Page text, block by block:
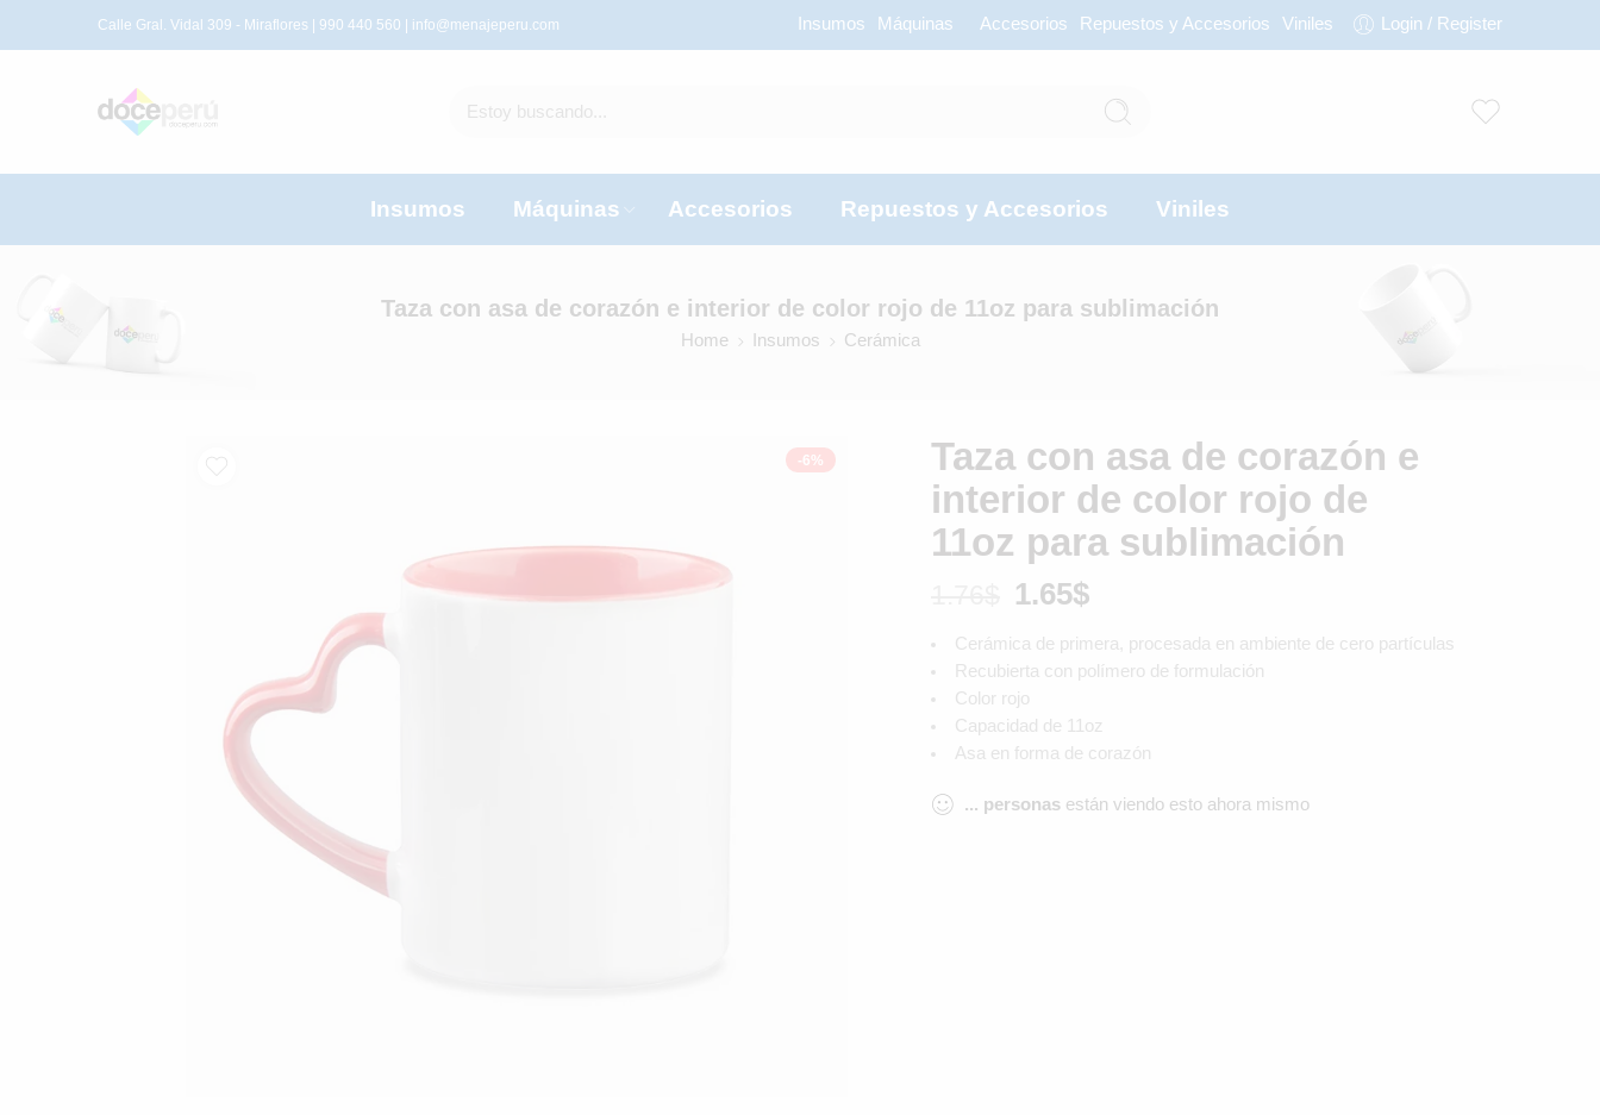
Calle Gral. Vidal 309 - Miraflores | 990 440 560 | info@menajeperu.com Insumos Máquinas Accesorios Repuestos y Accesorios Viniles Login / Register
Insumos Máquinas Accesorios Repuestos y Accesorios Viniles
Taza con asa de corazón e interior de color rojo de 11oz para sublimación
Home Insumos Cerámica
-6%
Taza con asa de corazón e
interior de color rojo de
11oz para sublimación
1.65$
Cerámica de primera, procesada en ambiente de cero partículas
Recubierta con polímero de formulación
Color rojo
Capacidad de 11oz
Asa en forma de corazón
... personas están viendo esto ahora mismo